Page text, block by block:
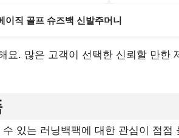
이직 골프 슈즈백 신발주머니
요. 많은 고객이 선택한 신뢰할 만한
있는 러닝백팩에 대한 관심이 점점